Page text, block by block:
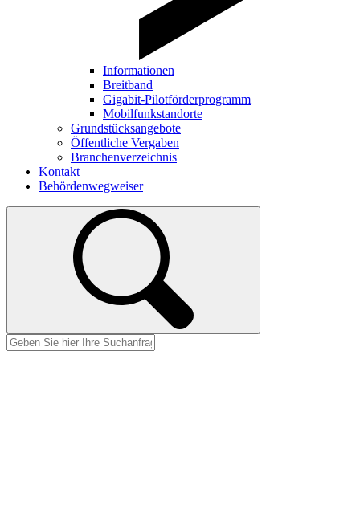
Informationen
Breitband
Gigabit-Pilotförderprogramm
Mobilfunkstandorte
Grundstücksangebote
Öffentliche Vergaben
Branchenverzeichnis
Kontakt
Behördenwegweiser